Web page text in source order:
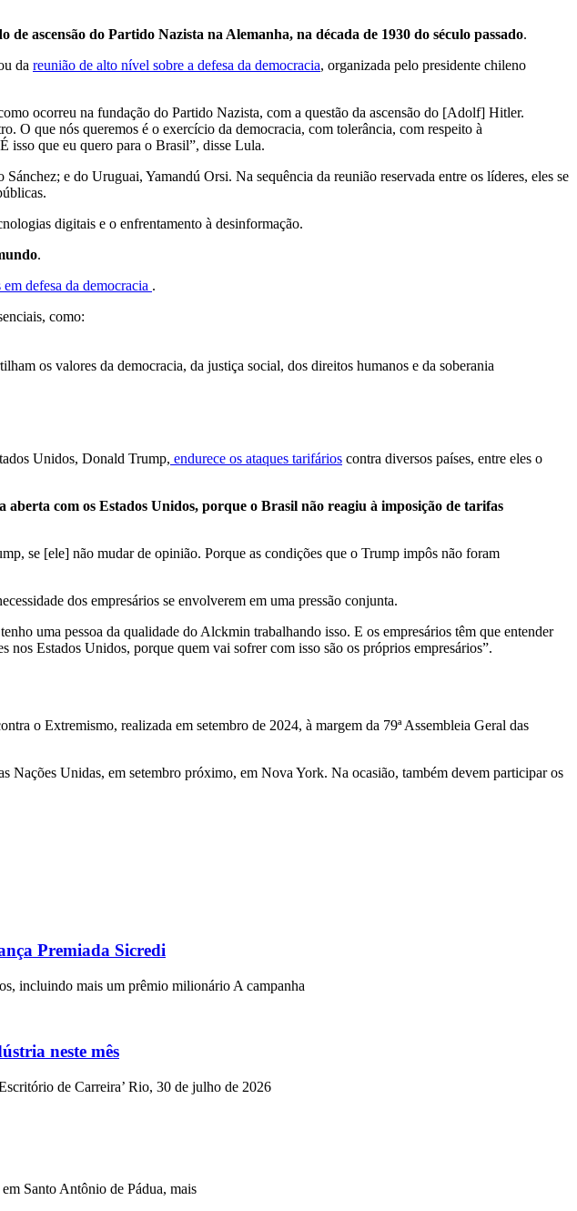
ascensão do Partido Nazista na Alemanha, na década de 1930 do século passado.
da reunião de alto nível sobre a defesa da democracia, organizada pelo presidente chileno
ocorreu na fundação do Partido Nazista, com a questão da ascensão do [Adolf] Hitler.
O que nós queremos é o exercício da democracia, com tolerância, com respeito à
isso que eu quero para o Brasil”, disse Lula.
e do Uruguai, Yamandú Orsi. Na sequência da reunião reservada entre os líderes, eles se
digitais e o enfrentamento à desinformação.
.
defesa da democracia .
como:
os valores da democracia, da justiça social, dos direitos humanos e da soberania
Unidos, Donald Trump, endurece os ataques tarifários contra diversos países, entre eles o
com os Estados Unidos, porque o Brasil não reagiu à imposição de tarifas
se [ele] não mudar de opinião. Porque as condições que o Trump impôs não foram
dos empresários se envolverem em uma pressão conjunta.
uma pessoa da qualidade do Alckmin trabalhando isso. E os empresários têm que entender
nos Estados Unidos, porque quem vai sofrer com isso são os próprios empresários”.
o Extremismo, realizada em setembro de 2024, à margem da 79ª Assembleia Geral das
Nações Unidas, em setembro próximo, em Nova York. Na ocasião, também devem participar os
Premiada Sicredi
incluindo mais um prêmio milionário A campanha
neste mês
de Carreira’ Rio, 30 de julho de 2026
Santo Antônio de Pádua, mais